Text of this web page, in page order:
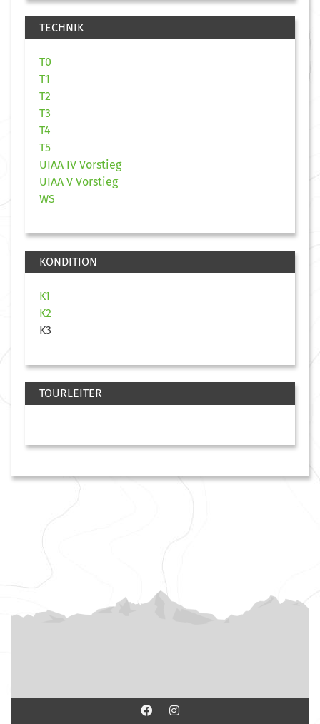
TECHNIK
T0
T1
T2
T3
T4
T5
UIAA IV Vorstieg
UIAA V Vorstieg
WS
KONDITION
K1
K2
K3
TOURLEITER